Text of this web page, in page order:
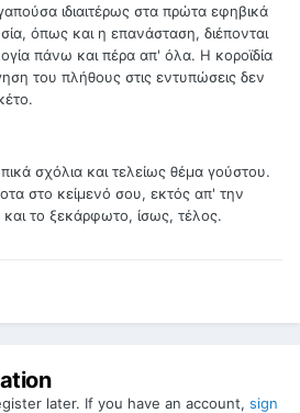
ιδιαιτέρως στα πρώτα εφηβικά
όπως και η επανάσταση, διέπονται
πάνω και πέρα απ' όλα. Η κοροϊδία
του πλήθους στις εντυπώσεις δεν
σχόλια και τελείως θέμα γούστου.
στο κείμενό σου, εκτός απ' την
το ξεκάρφωτο, ίσως, τέλος.
later. If you have an account, sign